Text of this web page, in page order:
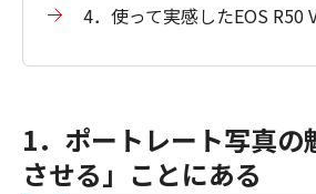
4．使って実感したEOS R50
1．ポートレート写真の
させる」ことにある